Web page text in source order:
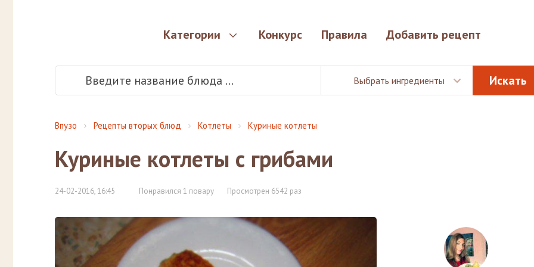
Категории Конкурс Правила Добавить рецепт
Выбрать ингредиенты
Впузо Рецепты вторых блюд Котлеты Куриные котлеты
Куриные котлеты с грибами
24-02-2016, 16:45 Понравился 1 повару Просмотрен 6542 раз